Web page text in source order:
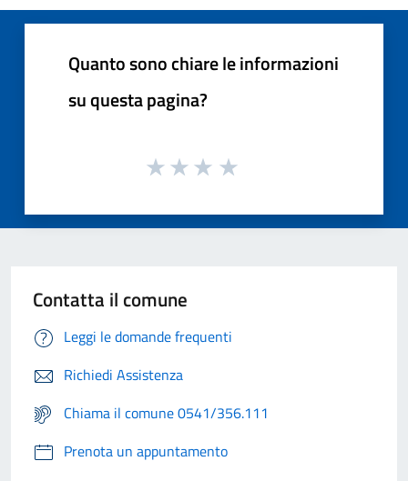
Quanto sono chiare le informazioni
su questa pagina?
Contatta il comune
Leggi le domande frequenti
Richiedi Assistenza
Chiama il comune 0541/356.111
Prenota un appuntamento